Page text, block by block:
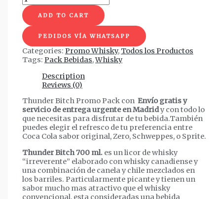
ADD TO CART
PEDIDOS VÍA WHATSAPP
Categories:Promo Whisky, Todos los Productos
Tags:Pack Bebidas,Whisky
Description
Reviews (0)
Thunder Bitch Promo Pack conEnvío gratis y
servicio de entrega urgente en Madridy con todo lo
que necesitas para disfrutar de tu bebida.También
puedes elegir el refresco de tu preferencia entre
Coca Cola sabor original, Zero, Schweppes, o Sprite.
Thunder Bitch 700 ml. es un licor de whisky
“irreverente” elaborado con whisky canadiense y
una combinación de canela y chile mezclados en
los barriles. Particularmente picante y tienen un
sabor mucho mas atractivo que el whisky
convencional, esta consideradas una bebida